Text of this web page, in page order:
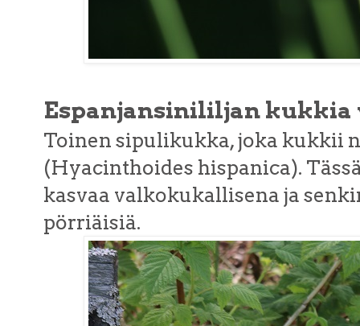
Espanjansinililjan kukkia
Toinen sipulikukka, joka kukkii
(Hyacinthoides hispanica).
kasvaa valkokukallisena ja
pörriäisiä.